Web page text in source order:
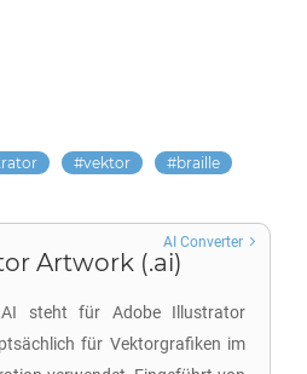
vektor braille
Artwork (.ai)
AI steht für Adobe Illustrator
für Vektorgrafiken im
AI Converter